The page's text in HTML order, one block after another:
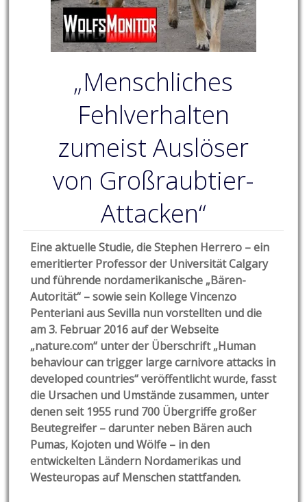
„Menschliches
Fehlverhalten
zumeist Auslöser
von Großraubtier-
Attacken“
Eine aktuelle Studie, die Stephen Herrero – ein
emeritierter Professor der Universität Calgary
und führende nordamerikanische „Bären-
Autorität“ – sowie sein Kollege Vincenzo
Penteriani aus Sevilla nun vorstellten und die
am 3. Februar 2016 auf der Webseite
„nature.com“ unter der Überschrift „Human
behaviour can trigger large carnivore attacks in
developed countries“ veröffentlicht wurde, fasst
die Ursachen und Umstände zusammen, unter
denen seit 1955 rund 700 Übergriffe großer
Beutegreifer – darunter neben Bären auch
Pumas, Kojoten und Wölfe – in den
entwickelten Ländern Nordamerikas und
Westeuropas auf Menschen stattfanden.